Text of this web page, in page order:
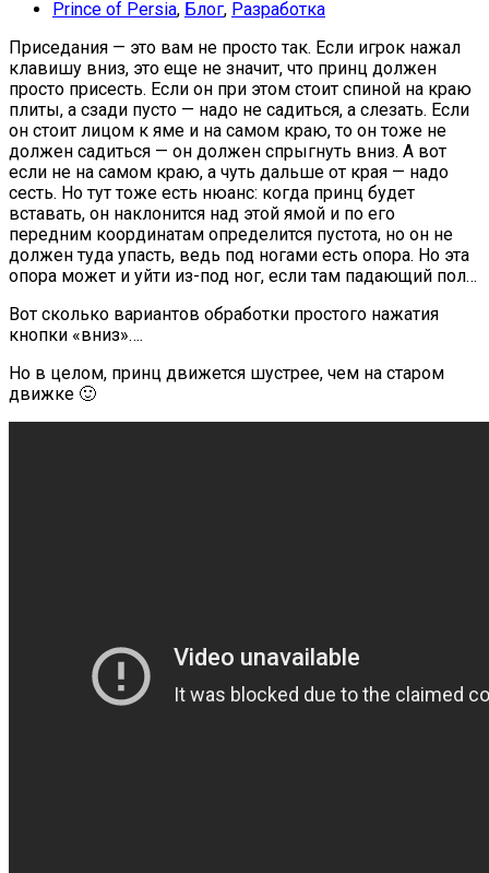
Prince of Persia, Блог, Разработка
Приседания — это вам не просто так. Если игрок нажал
клавишу вниз, это еще не значит, что принц должен
просто присесть. Если он при этом стоит спиной на краю
плиты, а сзади пусто — надо не садиться, а слезать. Если
он стоит лицом к яме и на самом краю, то он тоже не
должен садиться — он должен спрыгнуть вниз. А вот
если не на самом краю, а чуть дальше от края — надо
сесть. Но тут тоже есть нюанс: когда принц будет
вставать, он наклонится над этой ямой и по его
передним координатам определится пустота, но он не
должен туда упасть, ведь под ногами есть опора. Но эта
опора может и уйти из-под ног, если там падающий пол…
Вот сколько вариантов обработки простого нажатия
кнопки «вниз»….
Но в целом, принц движется шустрее, чем на старом
движке 🙂